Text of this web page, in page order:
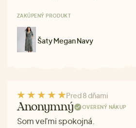
ZAKÚPENÝ PRODUKT
Šaty Megan Navy
Pred 8 dňami
Anonymný OVERENÝ NÁKUP
Som veľmi spokojná.